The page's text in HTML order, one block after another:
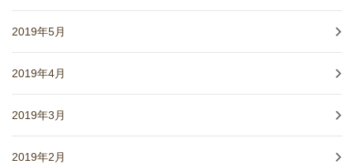
2019年5月
2019年4月
2019年3月
2019年2月